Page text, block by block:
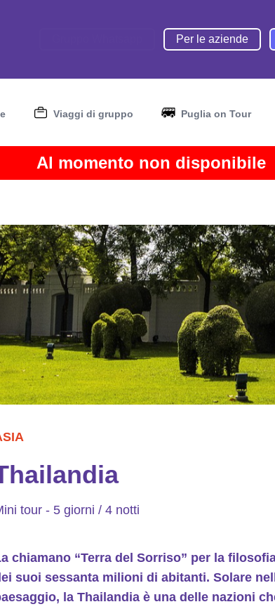
Per le aziende
Viaggi di gruppo Puglia on Tour
Al momento non disponibile
tour - 5 giorni / 4 notti
chiamano “Terra del Sorriso” per la
suoi sessanta milioni di abitanti. Solare
la Thailandia è una delle nazioni